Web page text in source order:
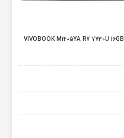
لپ تاپ ایسوس 14 اینچی مدل VIVOBOOK M1405YA R7 7730U 16GB